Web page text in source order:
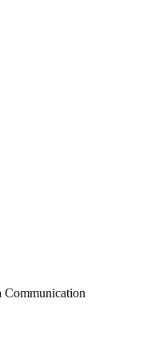
Communication